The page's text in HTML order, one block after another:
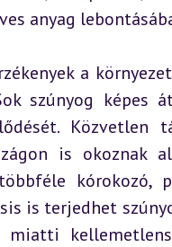
anyag
a
szúnyog
Közvetlen
is
kórokozó,
is terjedhet
miatti